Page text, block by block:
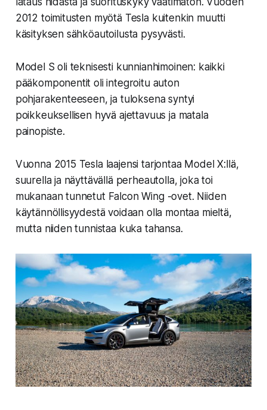
2012 toimitusten myötä Tesla kuitenkin muutti
käsityksen sähköautoilusta pysyvästi.
Model S oli teknisesti kunnianhimoinen: kaikki
pääkomponentit oli integroitu auton
pohjarakenteeseen, ja tuloksena syntyi
poikkeuksellisen hyvä ajettavuus ja matala
painopiste.
Vuonna 2015 Tesla laajensi tarjontaa Model X:llä,
suurella ja näyttävällä perheautolla, joka toi
mukanaan tunnetut Falcon Wing -ovet. Niiden
käytännöllisyydestä voidaan olla montaa mieltä,
mutta niiden tunnistaa kuka tahansa.